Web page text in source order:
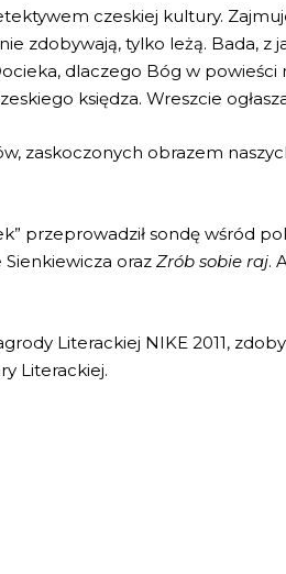
czeskiej kultury.
zdobywają, tylko leżą. Bada,
dlaczego Bóg w
księdza. Wreszcie
zaskoczonych obrazem
przeprowadził sondę wśród
Sienkiewicza oraz Zrób sobie raj.
Literackiej NIKE 2011,
Literackiej.